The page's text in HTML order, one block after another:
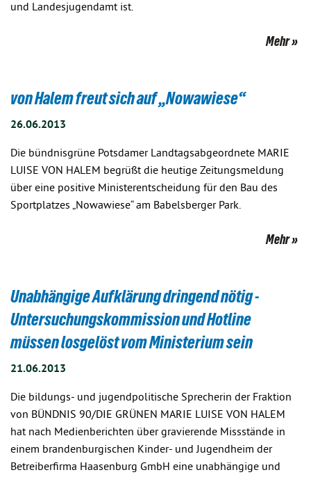
und Landesjugendamt ist.
Mehr
von Halem freut sich auf „Nowawiese“
26.06.2013
Die bündnisgrüne Potsdamer Landtagsabgeordnete MARIE
LUISE VON HALEM begrüßt die heutige Zeitungsmeldung
über eine positive Ministerentscheidung für den Bau des
Sportplatzes „Nowawiese“ am Babelsberger Park.
Mehr
Unabhängige Aufklärung dringend nötig -
Untersuchungskommission und Hotline
müssen losgelöst vom Ministerium sein
21.06.2013
Die bildungs- und jugendpolitische Sprecherin der Fraktion
von BÜNDNIS 90/DIE GRÜNEN MARIE LUISE VON HALEM
hat nach Medienberichten über gravierende Missstände in
einem brandenburgischen Kinder- und Jugendheim der
Betreiberfirma Haasenburg GmbH eine unabhängige und